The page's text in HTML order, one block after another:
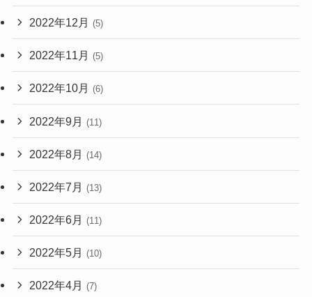
2022年12月 (5)
2022年11月 (5)
2022年10月 (6)
2022年9月 (11)
2022年8月 (14)
2022年7月 (13)
2022年6月 (11)
2022年5月 (10)
2022年4月 (7)